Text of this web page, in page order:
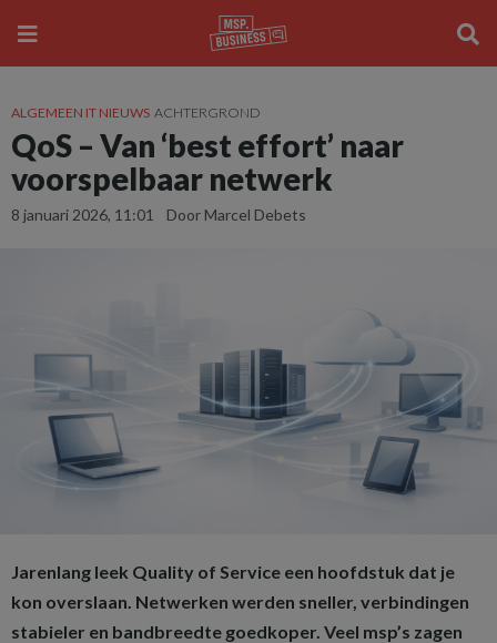
ALGEMEEN IT NIEUWS ACHTERGROND
QoS – Van ‘best effort’ naar
voorspelbaar netwerk
8 januari 2026, 11:01 Door Marcel Debets
Jarenlang leek Quality of Service een hoofdstuk dat je
kon overslaan. Netwerken werden sneller, verbindingen
stabieler en bandbreedte goedkoper. Veel msp’s zagen